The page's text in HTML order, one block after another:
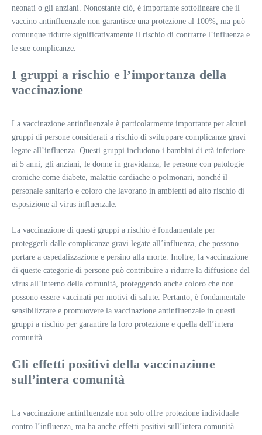
neonati o gli anziani. Nonostante ciò, è importante sottolineare che il
vaccino antinfluenzale non garantisce una protezione al 100%, ma può
comunque ridurre significativamente il rischio di contrarre l’influenza e
le sue complicanze.
I gruppi a rischio e l’importanza della
vaccinazione
La vaccinazione antinfluenzale è particolarmente importante per alcuni
gruppi di persone considerati a rischio di sviluppare complicanze gravi
legate all’influenza. Questi gruppi includono i bambini di età inferiore
ai 5 anni, gli anziani, le donne in gravidanza, le persone con patologie
croniche come diabete, malattie cardiache o polmonari, nonché il
personale sanitario e coloro che lavorano in ambienti ad alto rischio di
esposizione al virus influenzale.
La vaccinazione di questi gruppi a rischio è fondamentale per
proteggerli dalle complicanze gravi legate all’influenza, che possono
portare a ospedalizzazione e persino alla morte. Inoltre, la vaccinazione
di queste categorie di persone può contribuire a ridurre la diffusione del
virus all’interno della comunità, proteggendo anche coloro che non
possono essere vaccinati per motivi di salute. Pertanto, è fondamentale
sensibilizzare e promuovere la vaccinazione antinfluenzale in questi
gruppi a rischio per garantire la loro protezione e quella dell’intera
comunità.
Gli effetti positivi della vaccinazione
sull’intera comunità
La vaccinazione antinfluenzale non solo offre protezione individuale
contro l’influenza, ma ha anche effetti positivi sull’intera comunità.